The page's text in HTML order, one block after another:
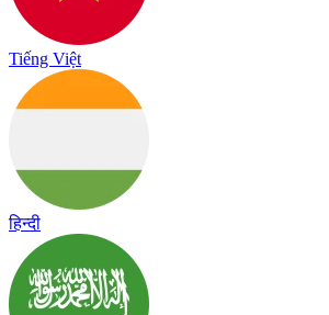
Tiếng Việt
हिन्दी